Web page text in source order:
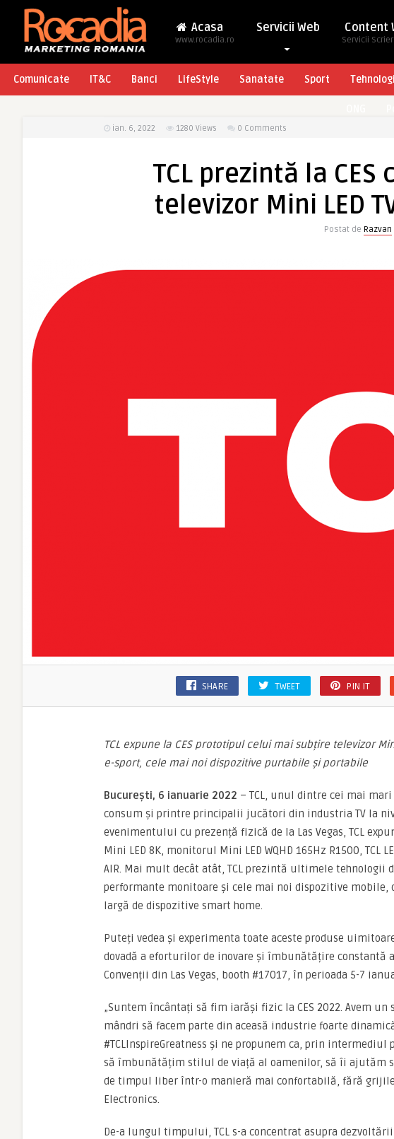
Acasa
www.rocadia.ro
Servicii Web Content
Servicii
Comunicate IT&C Banci LifeStyle Sanatate Sport
ian. 6, 2022 1280 Views 0 Comments
TCL prezintă la
televizor Mini LED
Postat de Razvan
SHARE TWEET PIN IT
TCL expune la CES prototipul celui mai subțire televizor
e-sport, cele mai noi dispozitive purtabile și portabile
București, 6 ianuarie 2022 – TCL, unul dintre cei mai
consum și printre principalii jucători din industria TV la
evenimentului cu prezență fizică de la Las Vegas, TCL
Mini LED 8K, monitorul Mini LED WQHD 165Hz R1500, TCL
AIR. Mai mult decât atât, TCL prezintă ultimele tehnologii
performante monitoare și cele mai noi dispozitive
largă de dispozitive smart home.
Puteți vedea și experimenta toate aceste produse
dovadă a eforturilor de inovare și îmbunătățire constantă
Convenții din Las Vegas, booth #17017, în perioada 5-7
„Suntem încântați să fim iarăși fizic la CES 2022. Avem
mândri să facem parte din aceasă industrie foarte
#TCLInspireGreatness și ne propunem ca, prin
să îmbunătățim stilul de viață al oamenilor, să îi ajutăm
de timpul liber într-o manieră mai confortabilă, fără grijile
Electronics.
De-a lungul timpului, TCL s-a concentrat asupra